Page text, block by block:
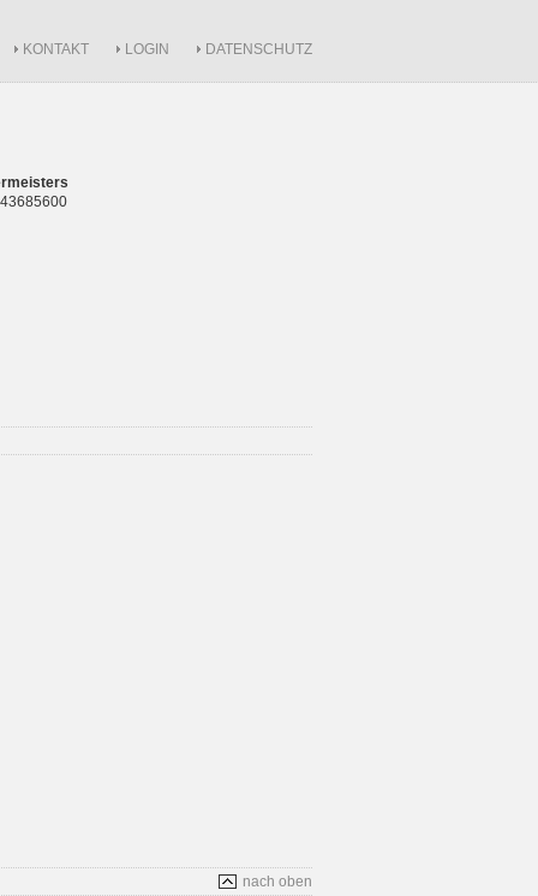
KONTAKT LOGIN DATENSCHUTZ
nach oben